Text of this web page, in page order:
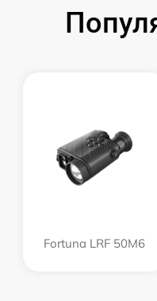
Fortuna LRF 50M6